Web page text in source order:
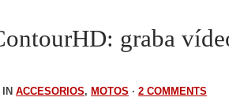
graba
ACCESORIOS, MOTOS · 2 COMMENTS